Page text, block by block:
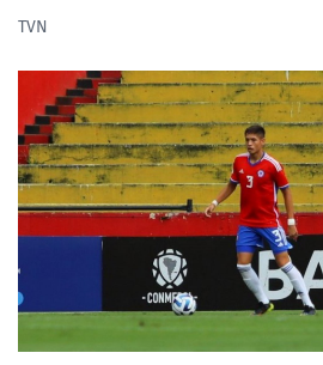
PROGRAMAS
TELESERIES
NTV
ACTUALIDAD Y TENDENCIAS
CORPORATIVO Y TRANSPARENCIA
CANAL DE DENUNCIAS
TVN